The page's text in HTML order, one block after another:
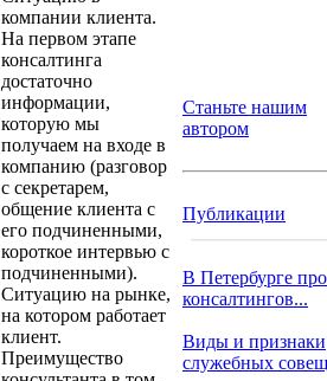
компании клиента.
На первом этапе
консалтинга
достаточно
информации,
которую мы
получаем на входе в
компанию (разговор
с секретарем,
общение клиента с
его подчиненными,
короткое интервью с
подчиненными).
Ситуацию на рынке,
на котором работает
клиент.
Преимущество
Станьте нашим
автором
Публикации
В Петербурге
консалтингов...
Виды и признаки
служебных